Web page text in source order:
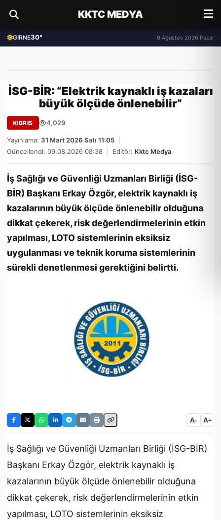
KKTC MEDYA
GIRNE30° 9 Ağustos 2026 Pazar
İSG-BİR: “Elektrik kaynaklı iş kazaları
büyük ölçüde önlenebilir”
KIBRIS 4,029
Yayınlama: 31 Mart 2026 Salı 11:05
Güncellendi: 09.08.2026 08:38
Editör: Kktc Medya
İş Sağlığı ve Güvenliği Uzmanları Birliği (İSG-
BİR) Başkanı Erkay Özgör, elektrik kaynaklı iş
kazalarının büyük ölçüde önlenebilir olduğuna
dikkat çekerek, risk değerlendirmelerinin etkin
yapılması, LOTO sistemlerinin eksiksiz
uygulanması ve teknik koruma sistemlerinin
sürekli denetlenmesi gerektiğini belirtti.
A- A+
İş Sağlığı ve Güvenliği Uzmanları Birliği (İSG-BİR)
Başkanı Erkay Özgör, elektrik kaynaklı iş
kazalarının büyük ölçüde önlenebilir olduğuna
dikkat çekerek, risk değerlendirmelerinin etkin
yapılması, LOTO sistemlerinin eksiksiz